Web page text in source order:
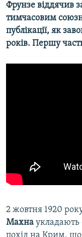
Фрунзе віддячив
тимчасовим
публікації, як
років. Першу
2 жовтня 1920
Махна укладають